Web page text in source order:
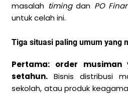
masalah timingdan PO
untuk celah ini.
Tiga situasi paling umum yang
Pertama: order
setahun. Bisnis distribusi
sekolah, atau produk